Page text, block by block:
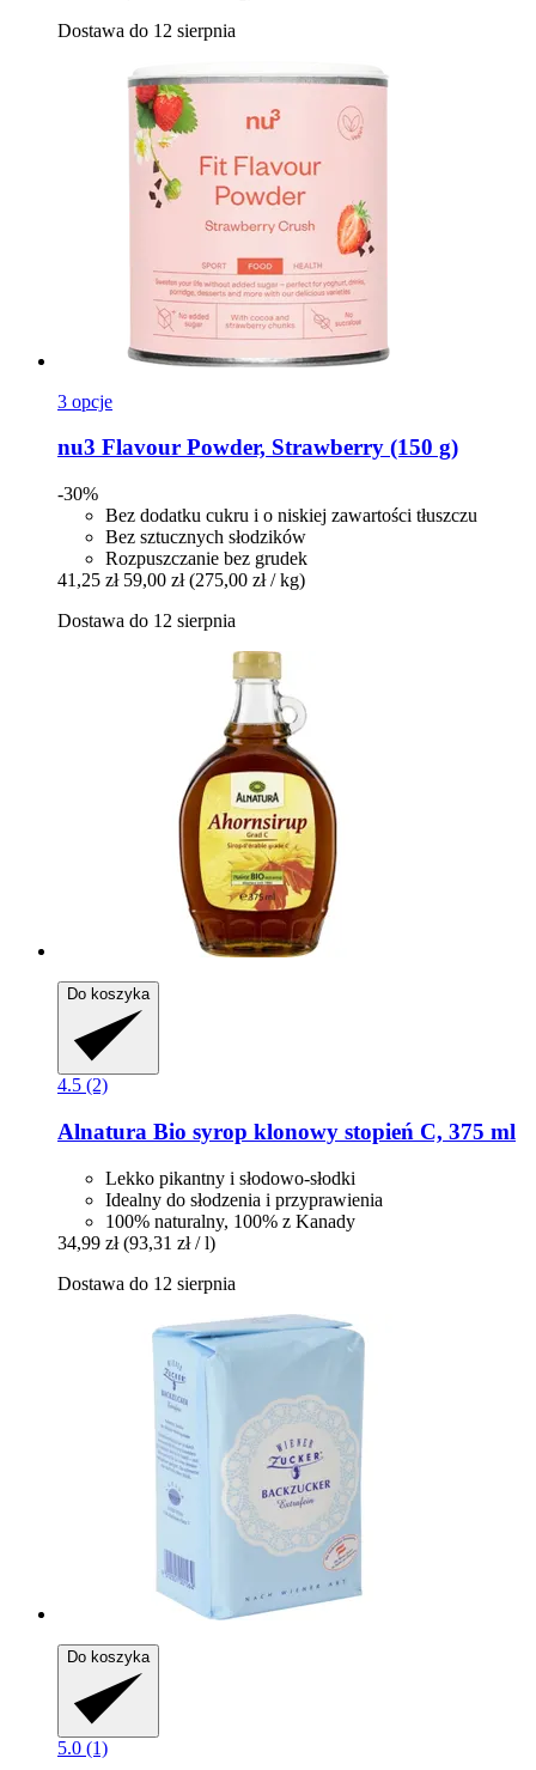
Dostawa do 12 sierpnia
3 opcje
nu3 Flavour Powder, Strawberry (150 g)
-30%
Bez dodatku cukru i o niskiej zawartości tłuszczu
Bez sztucznych słodzików
Rozpuszczanie bez grudek
41,25 zł 59,00 zł (275,00 zł / kg)
Dostawa do 12 sierpnia
Do koszyka
4.5 (2)
Alnatura Bio syrop klonowy stopień C, 375 ml
Lekko pikantny i słodowo-słodki
Idealny do słodzenia i przyprawienia
100% naturalny, 100% z Kanady
34,99 zł (93,31 zł / l)
Dostawa do 12 sierpnia
Do koszyka
5.0 (1)